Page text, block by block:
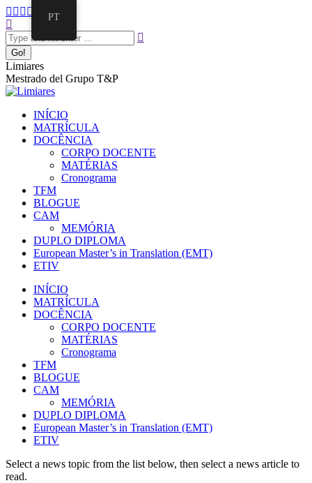
Pular
para
o
conteúdo
Facebook
opens
in
new
window
Twitter
opens
in
new
window
Mail
opens
in
new
window
Instagram
page
in
window
Linkedin
page
in
window
Search:
Limiares
Mestrado del Grupo T&P
INÍCIO
MATRÍCULA
DOCÊNCIA
CORPO DOCENTE
MATÉRIAS
Cronograma
TFM
BLOGUE
CAM
MEMÓRIA
DUPLO DIPLOMA
European Master’s in Translation (EMT)
ETIV
INÍCIO
MATRÍCULA
DOCÊNCIA
CORPO DOCENTE
MATÉRIAS
Cronograma
TFM
BLOGUE
CAM
MEMÓRIA
DUPLO DIPLOMA
European Master’s in Translation (EMT)
ETIV
Select a news topic from the list below, then select a news article to
read.
PT